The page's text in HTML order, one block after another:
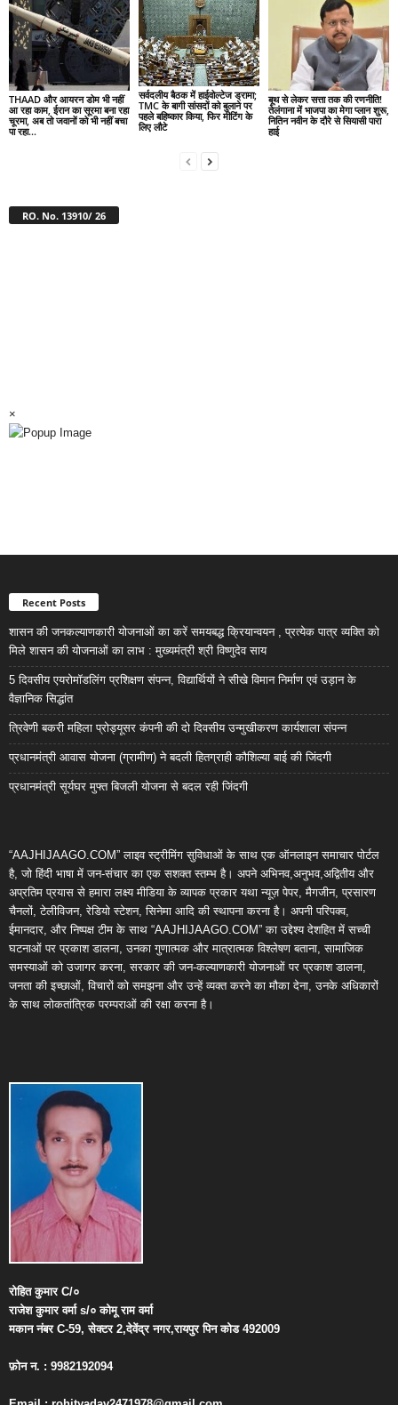
THAAD और आयरन डोम भी नहीं
आ रहा काम, ईरान का सूरमा बना रहा
चूरमा, अब तो जवानों को भी नहीं बचा
पा रहा...
सर्वदलीय बैठक में हाईवोल्टेज ड्रामा;
TMC के बागी सांसदों को बुलाने पर
पहले बहिष्कार किया, फिर मीटिंग के
लिए लौटे
बूथ से लेकर सत्ता तक की रणनीति!
तेलंगाना में भाजपा का मेगा प्लान शुरू,
नितिन नवीन के दौरे से सियासी पारा
हाई
RO. No. 13910/ 26
×
Recent Posts
शासन की जनकल्याणकारी योजनाओं का करें समयबद्ध क्रियान्वयन , प्रत्येक पात्र व्यक्ति को
मिले शासन की योजनाओं का लाभ : मुख्यमंत्री श्री विष्णुदेव साय
5 दिवसीय एयरोमॉडलिंग प्रशिक्षण संपन्न, विद्यार्थियों ने सीखे विमान निर्माण एवं उड़ान के
वैज्ञानिक सिद्धांत
त्रिवेणी बकरी महिला प्रोड्यूसर कंपनी की दो दिवसीय उन्मुखीकरण कार्यशाला संपन्न
प्रधानमंत्री आवास योजना (ग्रामीण) ने बदली हितग्राही कौशिल्या बाई की जिंदगी
प्रधानमंत्री सूर्यघर मुफ्त बिजली योजना से बदल रही जिंदगी
“AAJHIJAAGO.COM” लाइव स्ट्रीमिंग सुविधाओं के साथ एक ऑनलाइन समाचार पोर्टल
है, जो हिंदी भाषा में जन-संचार का एक सशक्त स्तम्भ है। अपने अभिनव,अनुभव,अद्वितीय और
अप्रतिम प्रयास से हमारा लक्ष्य मीडिया के व्यापक प्रकार यथा न्यूज़ पेपर, मैगजीन, प्रसारण
चैनलों, टेलीविजन, रेडियो स्टेशन, सिनेमा आदि की स्थापना करना है। अपनी परिपक्व,
ईमानदार, और निष्पक्ष टीम के साथ “AAJHIJAAGO.COM” का उद्देश्य देशहित में सच्ची
घटनाओं पर प्रकाश डालना, उनका गुणात्मक और मात्रात्मक विश्लेषण बताना, सामाजिक
समस्याओं को उजागर करना, सरकार की जन-कल्याणकारी योजनाओं पर प्रकाश डालना,
जनता की इच्छाओं, विचारों को समझना और उन्हें व्यक्त करने का मौका देना, उनके अधिकारों
के साथ लोकतांत्रिक परम्पराओं की रक्षा करना है।
रोहित कुमारC/०
राजेश कुमार वर्माs/० कोमू राम वर्मा
मकान नंबरC-59,सेक्टर2,देवेंद्र नगर,रायपुर पिन कोड492009
फ़ोन न. : 9982192094